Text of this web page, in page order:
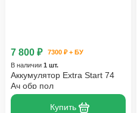
7 800 ₽
7300 ₽ + БУ
В наличии 1 шт.
Аккумулятор Extra Start 74
Ач обр пол
Купить